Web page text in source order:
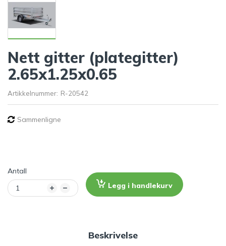
Nett gitter (plategitter)
2.65x1.25x0.65
Artikkelnummer: R-20542
Sammenligne
Antall
Legg i handlekurv
Beskrivelse